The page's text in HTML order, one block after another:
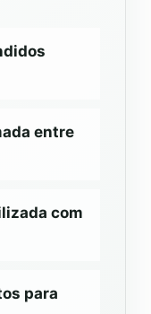
entre
com
para